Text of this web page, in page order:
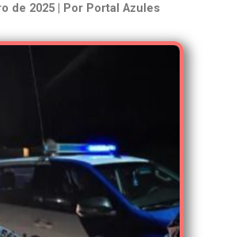
de 2025 | Por Portal Azules